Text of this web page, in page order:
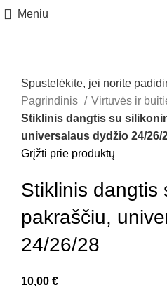
Meniu
Spustelėkite, jei norite
Pagrindinis
Virtuvės ir
Stiklinis dangtis su
universalaus dydžio 24/26/
Grįžti prie produktų
Stiklinis dangtis
pakraščiu,
24/26/28
10,00 €